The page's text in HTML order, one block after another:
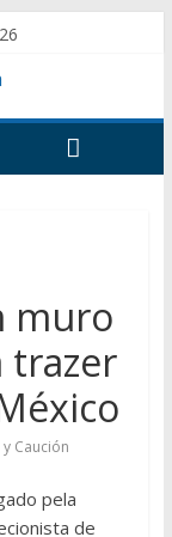
muro
Caución
pela
de